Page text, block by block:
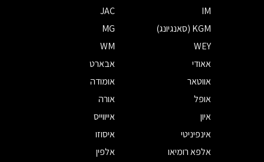
IM
JAC
KGM (סאנגיונג)
MG
WEY
WM
אאודי
אבארט
אווטאר
אומודה
אופל
אורה
איון
אייווייס
אינפיניטי
איסוזו
אלפא רומיאו
אלפין